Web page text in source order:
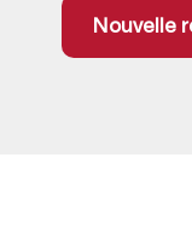
Nouvelle